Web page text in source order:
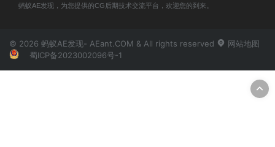
蚂蚁AE发现，为您提供的CG后期技术交流平台，欢迎您的到来。
© 2026 蚂蚁AE发现- AEant.COM & All rights reserved
网站地图
蜀ICP备2023002096号-1